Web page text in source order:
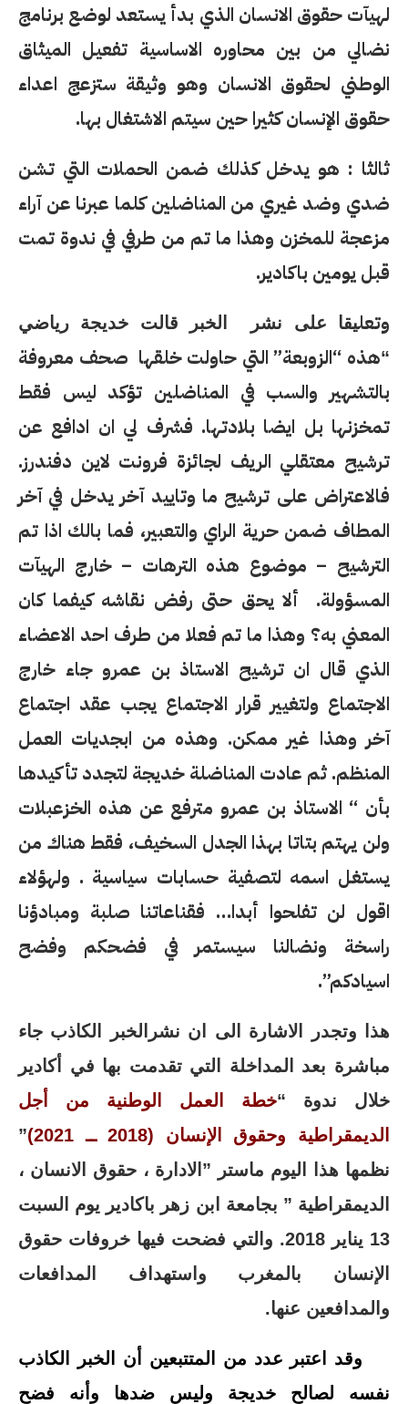
لهيآت حقوق الانسان الذي بدأ يستعد لوضع برنامج
نضالي من بين محاوره الاساسية تفعيل الميثاق
الوطني لحقوق الانسان وهو وثيقة ستزعج اعداء
حقوق الإنسان كثيرا حين سيتم الاشتغال بها.
ثالثا : هو يدخل كذلك ضمن الحملات التي تشن
ضدي وضد غيري من المناضلين كلما عبرنا عن آراء
مزعجة للمخزن وهذا ما تم من طرفي في ندوة تمت
قبل يومين باكادير.
وتعليقا على نشر الخبر قالت خديجة رياضي
“هذه “الزوبعة” التي حاولت خلقها صحف معروفة
بالتشهير والسب في المناضلين تؤكد ليس فقط
تمخزنها بل ايضا بلادتها. فشرف لي ان ادافع عن
ترشيح معتقلي الريف لجائزة فرونت لاين دفندرز.
فالاعتراض على ترشيح ما وتاييد آخر يدخل في آخر
المطاف ضمن حرية الراي والتعبير، فما بالك اذا تم
الترشيح – موضوع هذه الترهات – خارج الهيآت
المسؤولة. ألا يحق حتى رفض نقاشه كيفما كان
المعني به؟ وهذا ما تم فعلا من طرف احد الاعضاء
الذي قال ان ترشيح الاستاذ بن عمرو جاء خارج
الاجتماع ولتغيير قرار الاجتماع يجب عقد اجتماع
آخر وهذا غير ممكن. وهذه من ابجديات العمل
المنظم. ثم عادت المناضلة خديجة لتجدد تأكيدها
بأن “ الاستاذ بن عمرو مترفع عن هذه الخزعبلات
ولن يهتم بتاتا بهذا الجدل السخيف، فقط هناك من
يستغل اسمه لتصفية حسابات سياسية . ولهؤلاء
اقول لن تفلحوا أبدا… فقناعاتنا صلبة ومبادؤنا
راسخة ونضالنا سيستمر في فضحكم وفضح
اسيادكم”.
هذا وتجدر الاشارة الى ان نشرالخبر الكاذب جاء
مباشرة بعد المداخلة التي تقدمت بها في أكادير
خلال ندوة “خطة العمل الوطنية من أجل
الديمقراطية وحقوق الإنسان (2018 ــ 2021)
”
نظمها هذا اليوم ماستر ”الادارة ، حقوق الانسان ،
الديمقراطية ” بجامعة ابن زهر باكادير يوم السبت
13 يناير 2018. والتي فضحت فيها خروفات حقوق
الإنسان بالمغرب واستهداف المدافعات
والمدافعين عنها.
وقد اعتبر عدد من المتتبعين أن الخبر الكاذب
نفسه لصالح خديجة وليس ضدها وأنه فضح